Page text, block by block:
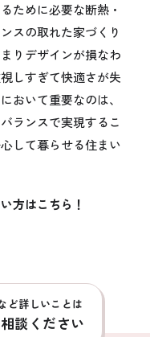
ために必要な断熱・
スの取れた家づくり
りデザインが損なわ
しすぎて快適さが失
おいて重要なのは、
ランスで実現するこ
して暮らせる住まい
方はこちら！
ど詳しいことは
談ください